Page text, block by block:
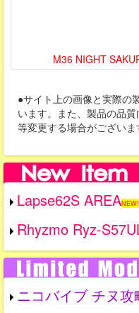
M36 NIGHT
●サイト上の画像と実際の
います。また、製品の品
等変更する場合がございま
Lapse62S AREANEW!
Rhyzmo Ryz-
ニコバイブ チヌ攻